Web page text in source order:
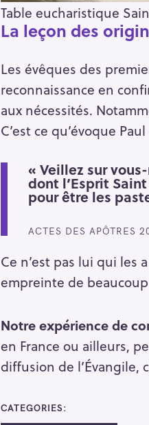
Table eucharistique
La leçon des
Les évêques des
reconnaissance en
aux nécessités.
C’est ce qu’évoque
« Veillez sur
dont l’Esprit
pour être les
ACTES DES APÔTRES
Ce n’est pas lui qui
empreinte de
Notre expérience de
en France ou ailleurs,
diffusion de l’Évangile,
CATEGORIES